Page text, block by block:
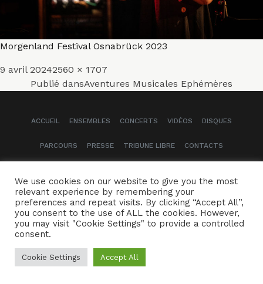
Morgenland Festival Osnabrück 2023
Publié
9 avril 2024Taille
réelle
2560 × 1707
Navigation
Publié dansAventures Musicales Ephémères
ACCUEIL ENSEMBLES CONCERTS VIDÉOS DISQUES
PARCOURS PRESSE TRIBUNE LIBRE CONTACTS
Crédits Mentions légales
We use cookies on our website to give you the most
relevant experience by remembering your
preferences and repeat visits. By clicking “Accept All”,
you consent to the use of ALL the cookies. However,
you may visit "Cookie Settings" to provide a controlled
consent.
Cookie Settings Accept All